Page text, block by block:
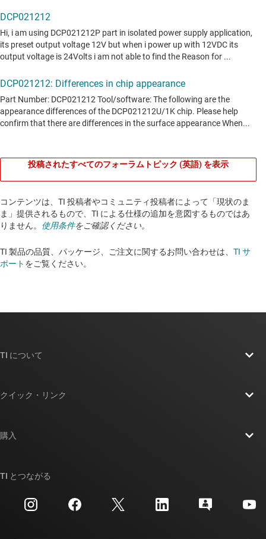
投稿されたすべてのフォーラムトピック (英語) を表示
コンテンツは、TI 投稿者やコミュニティ投稿者によって「現状のま
ま」提供されるもので、TI による仕様の追加を意図するものではあ
りません。 使用条件をご確認ください。
TI 製品の品質、パッケージ、ご注文に関するお問い合わせは、 TI サ
ポート をご覧ください。​​​​​​​​​​​​​​
TI について
投資家向け情報
クイック・リンク
クロスリファレンス検索
カスタマー・サポート・センター
購入
TI とつながる